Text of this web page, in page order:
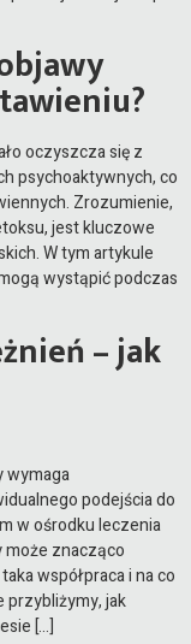
oczyszcza się z
psychoaktywnych, co
Zrozumienie,
jest kluczowe
W tym artykule
wystąpić podczas
– jak
wymaga
podejścia do
w ośrodku leczenia
znacząco
współpraca i na co
przybliżymy, jak
[…]